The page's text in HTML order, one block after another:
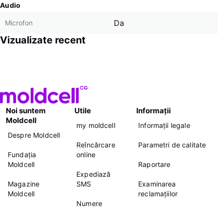
Audio
Microfon Da
Vizualizate recent
Noi suntem
Moldcell
Despre Moldcell
Fundația
Moldcell
Magazine
Moldcell
Utile
my moldcell
Reîncărcare
online
Expediază
SMS
Numere
Informații
Informații legale
Parametri de calitate
Raportare
Examinarea
reclamațiilor